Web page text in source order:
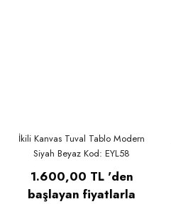
İkili Kanvas Tuval Tablo Modern
Siyah Beyaz Kod: EYL58
1.600,00 TL 'den
başlayan fiyatlarla